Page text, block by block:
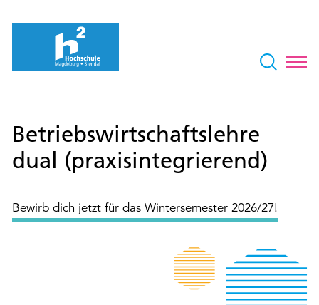
Betriebswirtschaftslehre
dual (praxisintegrierend)
Bewirb dich jetzt für das Wintersemester 2026/27!